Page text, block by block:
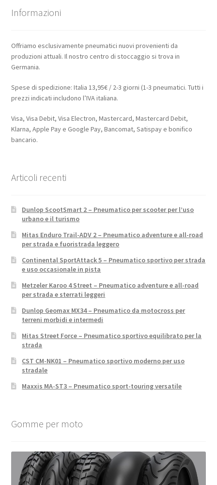
Informazioni
Offriamo esclusivamente pneumatici nuovi provenienti da
produzioni attuali. Il nostro centro di stoccaggio si trova in
Germania.
Spese di spedizione: Italia 13,95€ / 2-3 giorni (1-3 pneumatici. Tutti i
prezzi indicati includono l’IVA italiana.
Visa, Visa Debit, Visa Electron, Mastercard, Mastercard Debit,
Klarna, Apple Pay e Google Pay, Bancomat, Satispay e bonifico
bancario.
Articoli recenti
Dunlop ScootSmart 2 – Pneumatico per scooter per l’uso
urbano e il turismo
Mitas Enduro Trail-ADV 2 – Pneumatico adventure e all-road
per strada e fuoristrada leggero
Continental SportAttack 5 – Pneumatico sportivo per strada
e uso occasionale in pista
Metzeler Karoo 4 Street – Pneumatico adventure e all-road
per strada e sterrati leggeri
Dunlop Geomax MX34 – Pneumatico da motocross per
terreni morbidi e intermedi
Mitas Street Force – Pneumatico sportivo equilibrato per la
strada
CST CM-NK01 – Pneumatico sportivo moderno per uso
stradale
Maxxis MA-ST3 – Pneumatico sport-touring versatile
Gomme per moto